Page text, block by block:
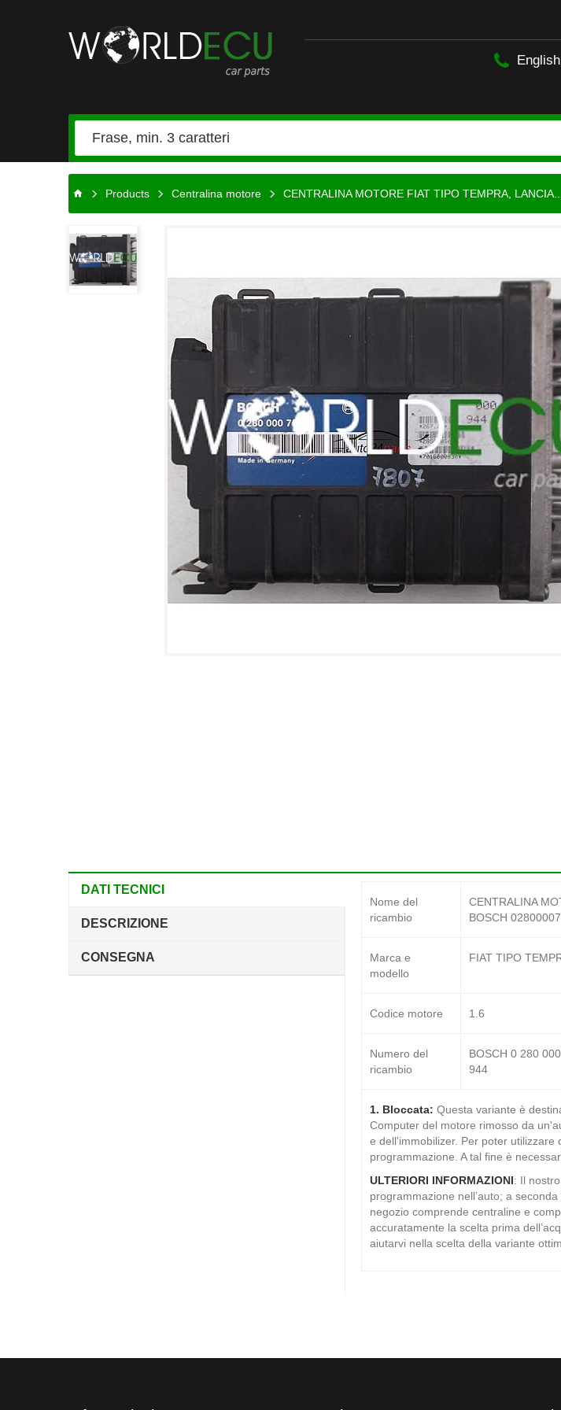
Products Centralina motore CENTRALINA MOTORE FIAT TIPO TEMPRA, LANCIA...
DATI TECNICI
DESCRIZIONE
CONSEGNA
Nome del
ricambio
CENTRALINA
BOSCH
Marca e
modello
FIAT TIPO
Codice motore 1.6
Numero del
ricambio
BOSCH 0 280
944
1. Bloccata: Questa variante è
Computer del motore rimosso da
e dell'immobilizer. Per poter
programmazione. A tal fine è
ULTERIORI INFORMAZIONI: Il
programmazione nell’auto; a
negozio comprende centraline e
accuratamente la scelta prima
aiutarvi nella scelta della variante